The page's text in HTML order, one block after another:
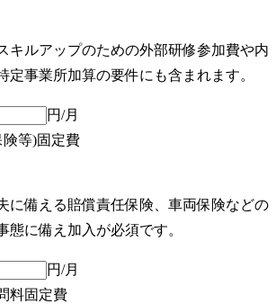
キルアップのための外部研修参加費や内
定事業所加算の要件にも含まれます。
円/月
険等)固定費
に備える賠償責任保険、車両保険などの
態に備え加入が必須です。
円/月
料固定費